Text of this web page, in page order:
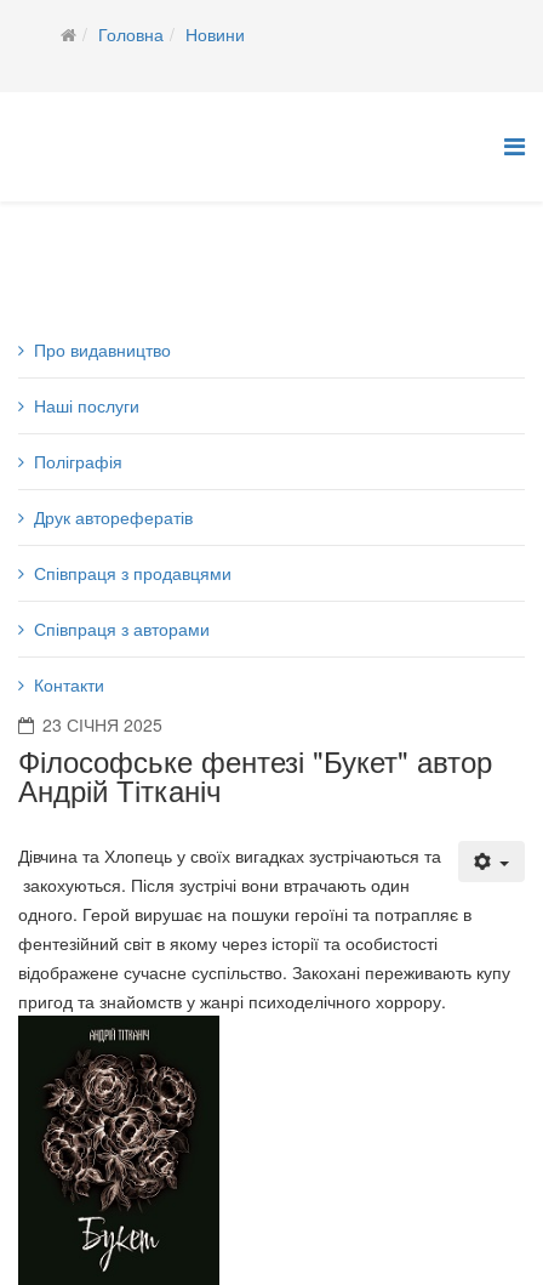
Головна Новини
Про видавництво
Наші послуги
Поліграфія
Друк авторефератів
Співпраця з продавцями
Співпраця з авторами
Контакти
23 СІЧНЯ 2025
Філософське фентезі "Букет" автор
Андрій Тітканіч
Дівчина та Хлопець у своїх вигадках зустрічаються та
зако­ху­­ються. Після зустрічі вони втрачають один
одного. Герой виру­шає на пошуки героїні та потрапляє в
фентезійний світ в якому через історії та особистості
відображене сучасне суспільство. Зако­хані переживають купу
пригод та знайомств у жанрі психо­делічного хоррору.